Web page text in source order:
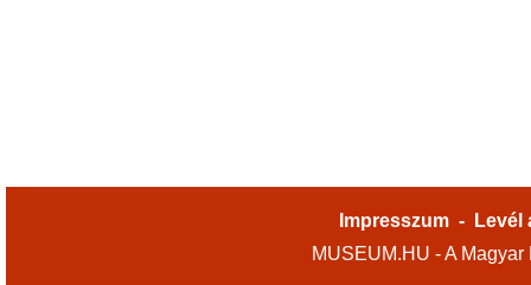
Impresszum -
Levél
MUSEUM.HU - A